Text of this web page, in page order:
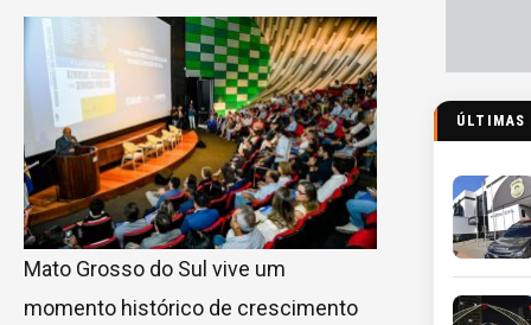
Mato Grosso do Sul vive um
momento histórico de crescimento